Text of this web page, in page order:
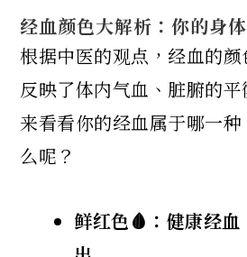
经血颜色大解析：你的身
根据中医的观点，经血的
反映了体内气血、脏腑的平
来看看你的经血属于哪一
么呢？
鲜红色🩸：健康经